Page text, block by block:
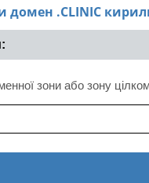
домен .CLINIC
зони або зону